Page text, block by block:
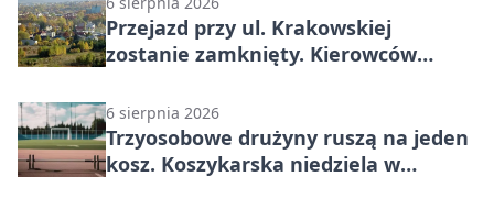
Przejazd przy ul. Krakowskiej
zostanie zamknięty. Kierowców
6 sierpnia 2026
Trzyosobowe drużyny ruszą na jeden
kosz. Koszykarska niedziela w